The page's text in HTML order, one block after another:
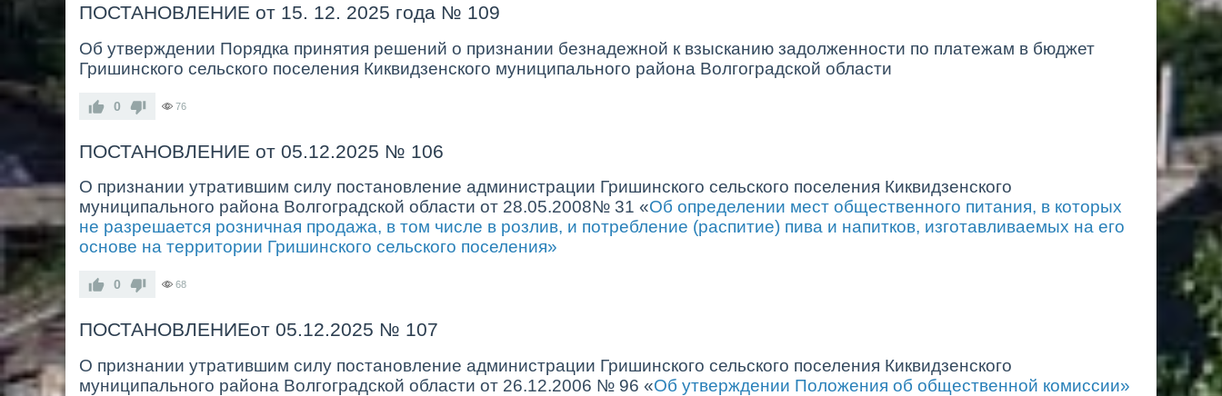
ПОСТАНОВЛЕНИЕ от 15. 12. 2025 года № 109
Об утверждении Порядка принятия решений о признании безнадежной к взысканию задолженности по платежам в бюджет
Гришинского сельского поселения Киквидзенского муниципального района Волгоградской области
0 76
ПОСТАНОВЛЕНИЕ от 05.12.2025 № 106
О признании утратившим силу постановление администрации Гришинского сельского поселения Киквидзенского
муниципального района Волгоградской области от 28.05.2008№ 31 «Об определении мест общественного питания, в которых
не разрешается розничная продажа, в том числе в розлив, и потребление (распитие) пива и напитков, изготавливаемых на его
основе на территории Гришинского сельского поселения»
0 68
ПОСТАНОВЛЕНИЕот 05.12.2025 № 107
О признании утратившим силу постановление администрации Гришинского сельского поселения Киквидзенского
муниципального района Волгоградской области от 26.12.2006 № 96 «Об утверждении Положения об общественной комиссии»